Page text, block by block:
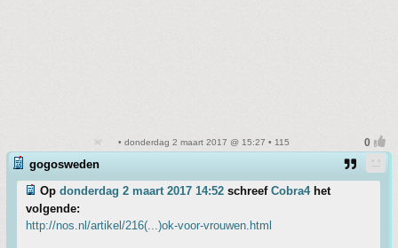
• donderdag 2 maart 2017 @ 15:27 • 115
gogosweden
Op donderdag 2 maart 2017 14:52 schreef Cobra4het
volgende:
http://nos.nl/artikel/216(...)ok-voor-vrouwen.html